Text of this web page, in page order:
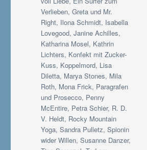
Verlieben,Greta und Mr.
Right, Ilona Schmidt, Isabella
Lovegood,Janine Achilles,
Katharina Mosel, Kathrin
Lichters, Konfekt mit Zucker-
Kuss, Koppelmord, Lisa
Diletta, Marya Stones, Mila
Roth, Mona Frick, Paragrafen
und Prosecco, Penny
McEntire, Petra Schier, R. D.
V. Heldt, Rocky Mountain
Yoga,Sandra Pulletz,Spionin
wider Willen,Susanne Danzer,